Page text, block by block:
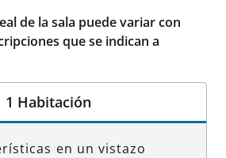
de la sala puede variar con
que se indican a
1 Habitación
en un vistazo